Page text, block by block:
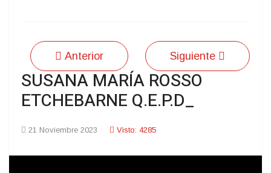
Anterior Siguiente
SUSANA MARÍA ROSSO
ETCHEBARNE Q.E.P.D_
21 Noviembre 2023 Visto: 4285